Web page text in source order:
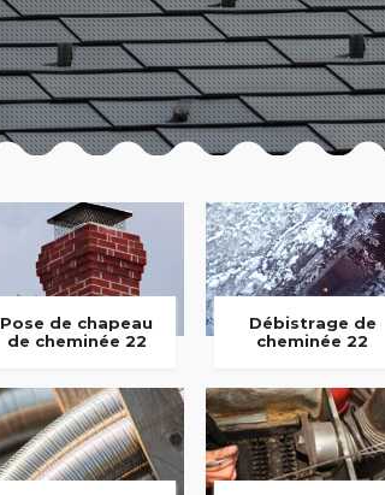
Pose de chapeau
de cheminée 22
Débistrage de
cheminée 22